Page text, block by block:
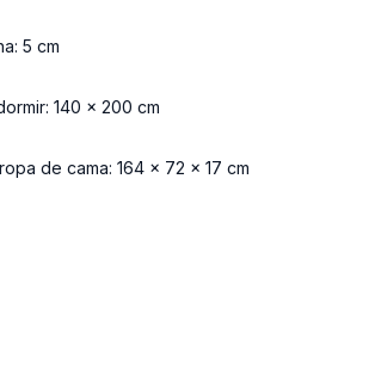
5 cm
140 x 200 cm
de cama: 164 x 72 x 17 cm